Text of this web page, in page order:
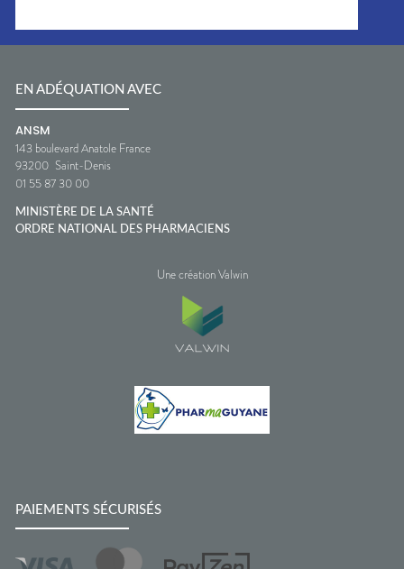
EN ADÉQUATION AVEC
ANSM
143 boulevard Anatole France
93200 Saint-Denis
01 55 87 30 00
MINISTÈRE DE LA SANTÉ
ORDRE NATIONAL DES PHARMACIENS
Une création Valwin
PAIEMENTS SÉCURISÉS